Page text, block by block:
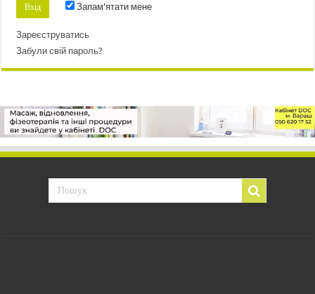
Запам'ятати мене
Зареєструватись
Забули свій пароль?